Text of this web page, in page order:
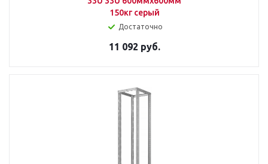
150кг серый
Достаточно
11 092 руб.